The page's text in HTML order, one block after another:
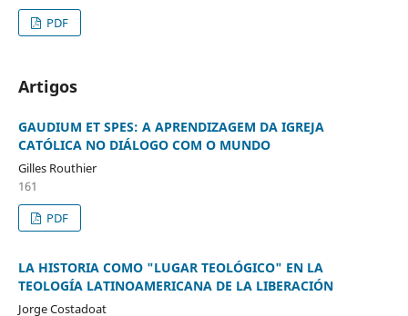
PDF
Artigos
GAUDIUM ET SPES: A APRENDIZAGEM DA IGREJA
CATÓLICA NO DIÁLOGO COM O MUNDO
Gilles Routhier
161
PDF
LA HISTORIA COMO "LUGAR TEOLÓGICO" EN LA
TEOLOGÍA LATINOAMERICANA DE LA LIBERACIÓN
Jorge Costadoat